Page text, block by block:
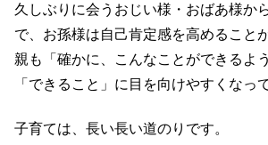
久しぶりに会うおじい様・おばあ様か
で、お孫様は自己肯定感を高めること
親も「確かに、こんなことができるよ
「できること」に目を向けやすくなっ
子育ては、長い長い道のりです。